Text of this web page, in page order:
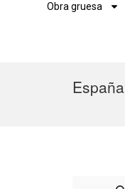
Obra gruesa
España